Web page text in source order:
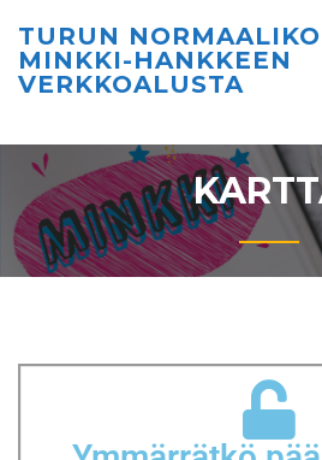
TURUN
MINKKI-HANKKEEN
VERKKOALUSTA